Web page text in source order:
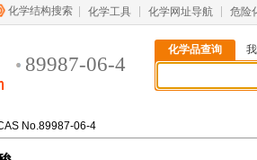
化学结构搜索 化学工具 化学网址导航 危险
89987-06-4
化学品查询
No.89987-06-4